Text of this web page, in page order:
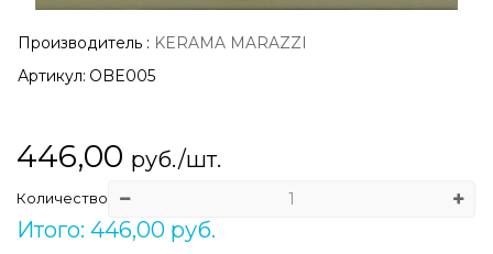
Производитель : KERAMA MARAZZI
Артикул: OBE005
446,00 руб./шт.
Количество
Итого: 446,00 руб.